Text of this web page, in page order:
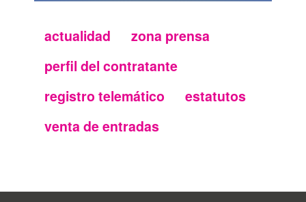
Menu
secundario
FMC
actualidad
zona prensa
perfil del contratante
registro telemático
estatutos
venta de entradas